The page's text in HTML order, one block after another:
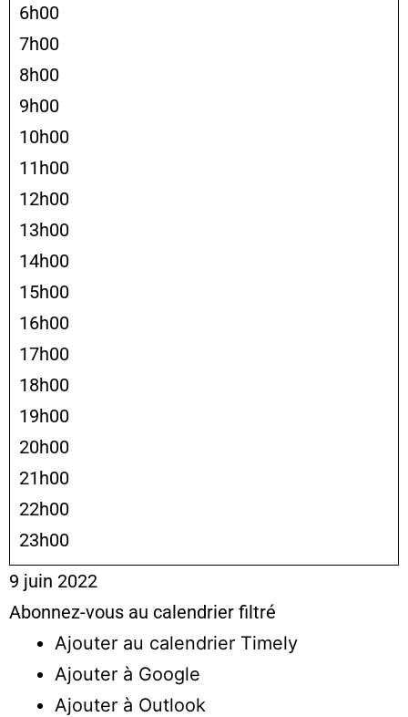
6h00
7h00
8h00
9h00
10h00
11h00
12h00
13h00
14h00
15h00
16h00
17h00
18h00
19h00
20h00
21h00
22h00
23h00
9 juin 2022
Abonnez-vous au calendrier filtré
Ajouter au calendrier Timely
Ajouter à Google
Ajouter à Outlook